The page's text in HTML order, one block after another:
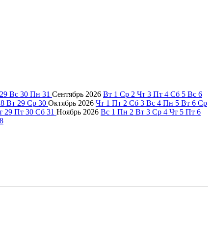
29 Вс 30 Пн 31 Сентябрь 2026 Вт 1 Ср 2 Чт 3 Пт 4 Сб 5 Вс 6
Вт 29 Ср 30 Октябрь 2026 Чт 1 Пт 2 Сб 3 Вс 4 Пн 5 Вт 6 Ср
29 Пт 30 Сб 31 Ноябрь 2026 Вс 1 Пн 2 Вт 3 Ср 4 Чт 5 Пт 6